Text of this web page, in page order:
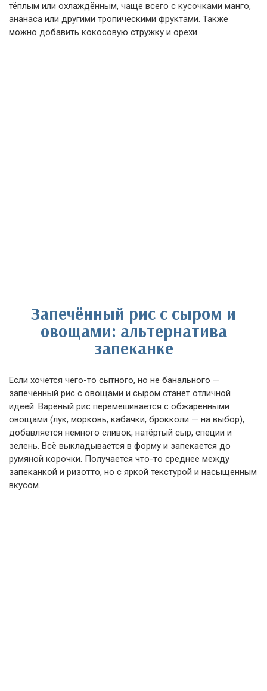
тёплым или охлаждённым, чаще всего с кусочками манго,
ананаса или другими тропическими фруктами. Также
можно добавить кокосовую стружку и орехи.
Запечённый рис с сыром и
овощами: альтернатива
запеканке
Если хочется чего-то сытного, но не банального —
запечённый рис с овощами и сыром станет отличной
идеей. Варёный рис перемешивается с обжаренными
овощами (лук, морковь, кабачки, брокколи — на выбор),
добавляется немного сливок, натёртый сыр, специи и
зелень. Всё выкладывается в форму и запекается до
румяной корочки. Получается что-то среднее между
запеканкой и ризотто, но с яркой текстурой и насыщенным
вкусом.